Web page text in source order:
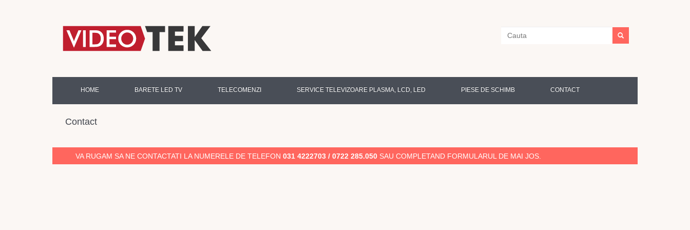
HOME BARETE LED TV TELECOMENZI SERVICE TELEVIZOARE PLASMA, LCD, LED PIESE DE SCHIMB CONTACT
Contact
VA RUGAM SA NE CONTACTATI LA NUMERELE DE TELEFON 031 4222703 / 0722 285.050 SAU COMPLETAND FORMULARUL DE MAI JOS.